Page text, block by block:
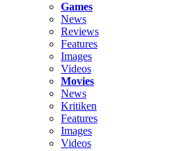
Games
News
Reviews
Features
Images
Videos
Movies
News
Kritiken
Features
Images
Videos